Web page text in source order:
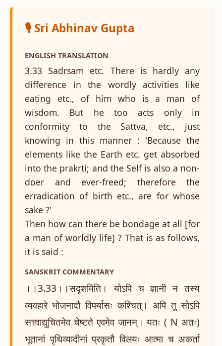
🎙️ Sri Abhinav Gupta
ENGLISH TRANSLATION
3.33 Sadrsam etc. There is hardly any
difference in the wordly activities like
eating etc., of him who is a man of
wisdom. But he too acts only in
conformity to the Sattva, etc., just
knowing in this manner : 'Because the
elements like the Earth etc. get absorbed
into the prakrti; and the Self is also a non-
doer and ever-freed; therefore the
erradication of birth etc., are for whose
sake ?'
Then how can there be bondage at all [for
a man of worldly life] ? That is as follows,
it is said :
SANSKRIT COMMENTARY
।।3.33।।सदृशमिति। योऽपि च ज्ञानी न तस्य
व्यवहारे भोजनादौ विपर्यासः कश्चित्। अपि तु सोऽपि
सत्त्वाद्युचितमेव चेष्टते एवमेव जानन्। यतः ( N अतः)
भूतानां पृथिव्यादीनां प्रकृतौ विलयः आत्मा च अकर्ता